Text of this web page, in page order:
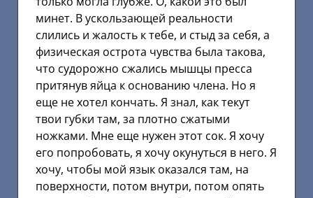
минет. В ускользающей реальности
слились и жалость к тебе, и стыд за себя, а
физическая острота чувства была такова,
что судорожно сжались мышцы пресса
притянув яйца к основанию члена. Но я
еще не хотел кончать. Я знал, как текут
твои губки там, за плотно сжатыми
ножками. Мне еще нужен этот сок. Я хочу
его попробовать, я хочу окунуться в него. Я
хочу, чтобы мой язык оказался там, на
поверхности, потом внутри, потом опять